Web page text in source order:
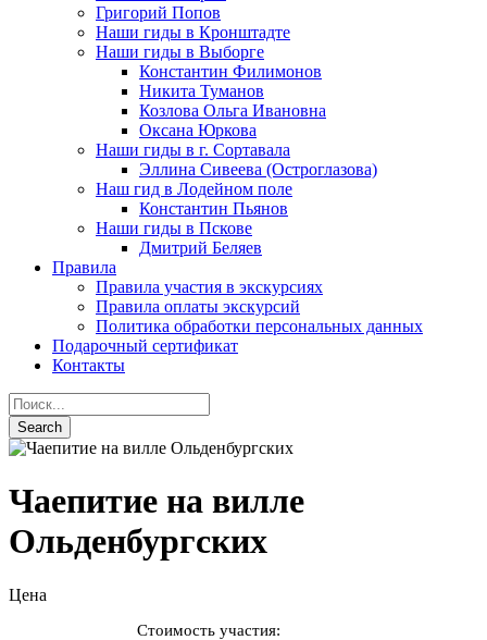
Григорий Попов
Наши гиды в Кронштадте
Наши гиды в Выборге
Константин Филимонов
Никита Туманов
Козлова Ольга Ивановна
Оксана Юркова
Наши гиды в г. Сортавала
Эллина Сивеева (Остроглазова)
Наш гид в Лодейном поле
Константин Пьянов
Наши гиды в Пскове
Дмитрий Беляев
Правила
Правила участия в экскурсиях
Правила оплаты экскурсий
Политика обработки персональных данных
Подарочный сертификат
Контакты
Чаепитие на вилле
Ольденбургских
Цена
Стоимость участия: